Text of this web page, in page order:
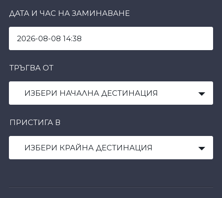
ДАТА И ЧАС НА ЗАМИНАВАНЕ
ТРЪГВА ОТ
ИЗБЕРИ НАЧАЛНА ДЕСТИНАЦИЯ
ПРИСТИГА В
ИЗБЕРИ КРАЙНА ДЕСТИНАЦИЯ